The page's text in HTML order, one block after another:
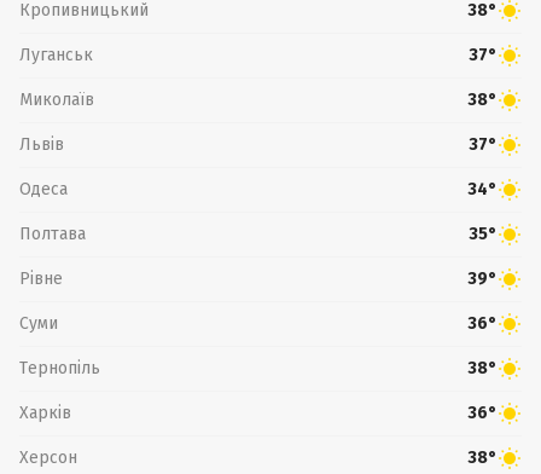
Кропивницький 38°
Луганськ 37°
Миколаїв 38°
Львів 37°
Одеса 34°
Полтава 35°
Рівне 39°
Суми 36°
Тернопіль 38°
Харків 36°
Херсон 38°